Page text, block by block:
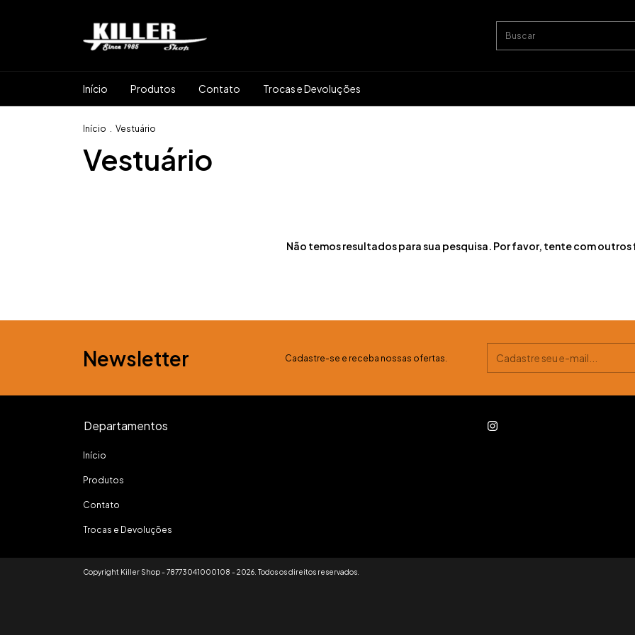
Início Produtos Contato Trocas e Devoluções
Início . Vestuário
Vestuário
Não temos resultados para sua pesquisa. Por favor, tente com
Newsletter Cadastre-se e receba nossas ofertas.
Departamentos
Início
Produtos
Contato
Trocas e Devoluções
Copyright Killer Shop - 78773041000108 - 2026. Todos os direitos reservados.